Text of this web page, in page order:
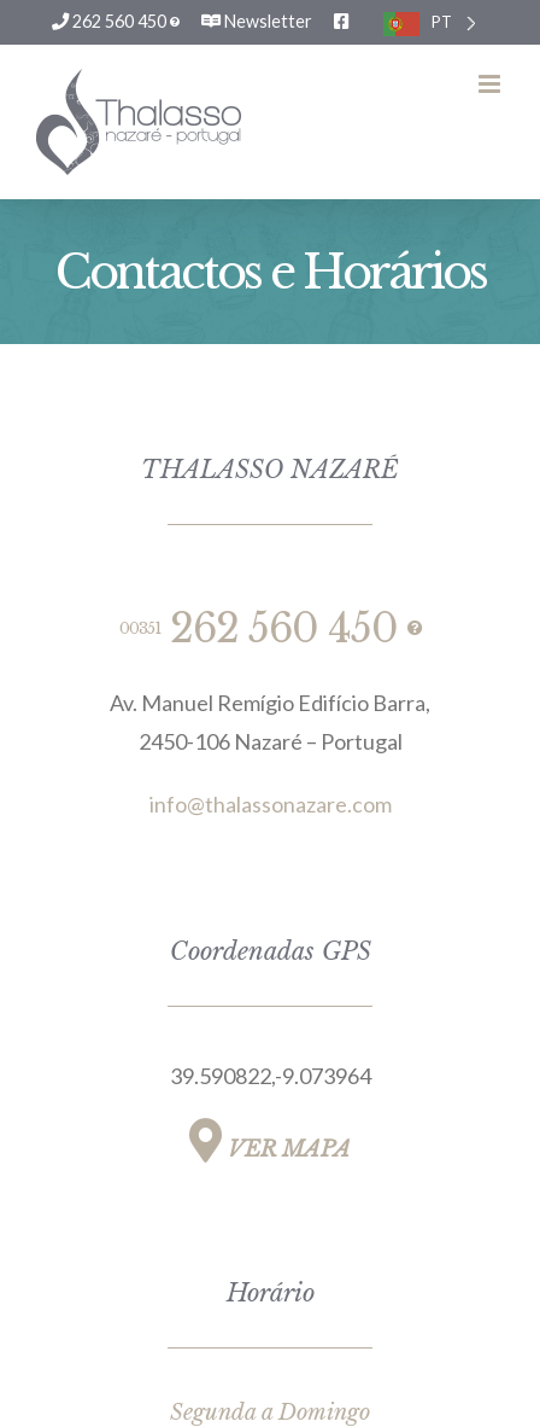
262 560 450 Newsletter PT
content
Contactos e Horários
THALASSO NAZARÉ
00351262 560 450
Av. Manuel Remígio Edifício Barra,
2450-106 Nazaré – Portugal
info@thalassonazare.com
Coordenadas GPS
39.590822,-9.073964
VER MAPA
Horário
Segunda a Domingo